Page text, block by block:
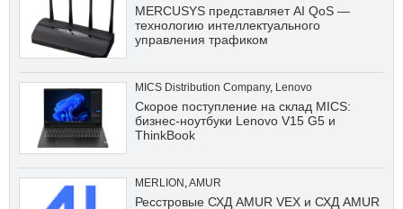
MERCUSYS представляет AI QoS —
технологию интеллектуального
управления трафиком
MICS Distribution Company, Lenovo
Скорое поступление на склад MICS:
бизнес-ноутбуки Lenovo V15 G5 и
ThinkBook
MERLION ,AMUR
Ресстровые СХД AMUR VEX и СХД AMUR